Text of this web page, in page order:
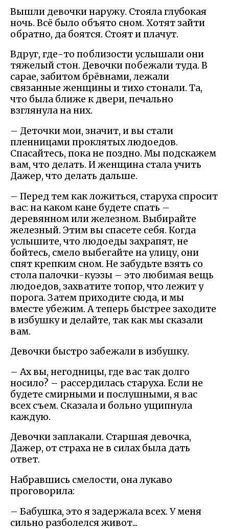
Вышли девочки наружу. Стояла глубокая
ночь. Всё было объято сном. Хотят зайти
обратно, да боятся. Стоят и плачут.
Вдруг, где-то поблизости услышали они
тяжелый стон. Девочки побежали туда. В
сарае, забитом брёвнами, лежали
связанные женщины и тихо стонали. Та,
что была ближе к двери, печально
взглянула на них.
– Деточки мои, значит, и вы стали
пленницами проклятых людоедов.
Спасайтесь, пока не поздно. Мы подскажем
вам, что делать. И женщина стала учить
Дажер, что делать дальше.
– Перед тем как ложиться, старуха спросит
вас: на каком кане будете спать –
деревянном или железном. Выбирайте
железный. Этим вы спасете себя. Когда
услышите, что людоеды захрапят, не
бойтесь, смело выбегайте на улицу, они
спят крепким сном. Не забудьте взять со
стола палочки-куэзы – это любимая вещь
людоедов, захватите топор, что лежит у
порога. Затем приходите сюда, и мы
вместе убежим. А теперь быстрее заходите
в избушку и делайте, так как мы сказали
вам.
Девочки быстро забежали в избушку.
– Ах вы, негодницы, где вас так долго
носило? – рассердилась старуха. Если не
будете смирными и послушными, я вас
всех съем. Сказала и больно ущипнула
каждую.
Девочки заплакали. Старшая девочка,
Дажер, от страха не в силах была дать
ответ.
Набравшись смелости, она лукаво
проговорила:
– Бабушка, это я задержала всех. У меня
сильно разболелся живот...